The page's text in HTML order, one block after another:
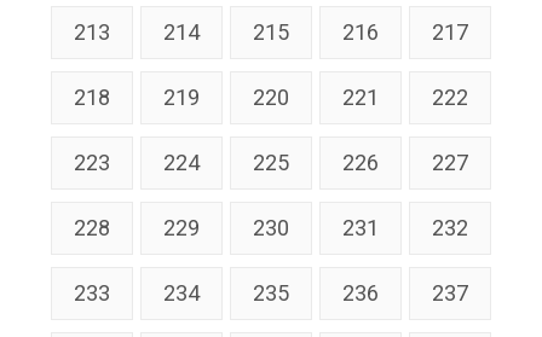
213 214 215 216 217
218 219 220 221 222
223 224 225 226 227
228 229 230 231 232
233 234 235 236 237